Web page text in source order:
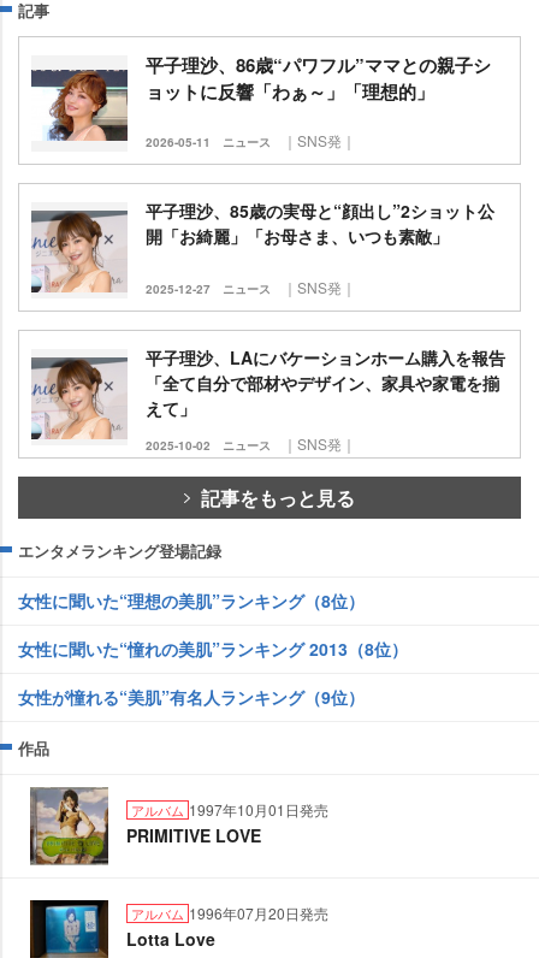
記事
平子理沙、86歳“パワフル”ママとの親子シ
ョットに反響「わぁ～」「理想的」
2026-05-11 ニュース ｜SNS発｜
平子理沙、85歳の実母と“顔出し”2ショット公
開「お綺麗」「お母さま、いつも素敵」
2025-12-27 ニュース ｜SNS発｜
平子理沙、LAにバケーションホーム購入を報告
「全て自分で部材やデザイン、家具や家電を揃
えて」
2025-10-02 ニュース ｜SNS発｜
記事をもっと見る
エンタメランキング登場記録
女性に聞いた“理想の美肌”ランキング（8位）
女性に聞いた“憧れの美肌”ランキング 2013（8位）
女性が憧れる“美肌”有名人ランキング（9位）
作品
アルバム 1997年10月01日発売
PRIMITIVE LOVE
アルバム 1996年07月20日発売
Lotta Love